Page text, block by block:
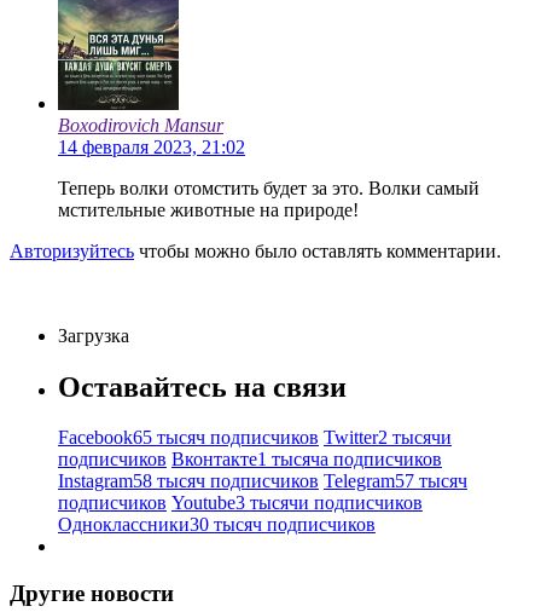
Boxodirovich Mansur
14 февраля 2023, 21:02
Теперь волки отомстить будет за это. Волки самый
мстительные животные на природе!
Авторизуйтесь чтобы можно было оставлять комментарии.
Загрузка
Оставайтесь на связи
Facebook65 тысяч подписчиков Twitter2 тысячи
подписчиков Вконтакте1 тысяча подписчиков
Instagram58 тысяч подписчиков Telegram57 тысяч
подписчиков Youtube3 тысячи подписчиков
Одноклассники30 тысяч подписчиков
Другие новости